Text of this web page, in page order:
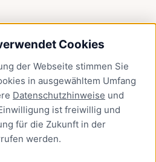
Cookies
der Webseite stimmen Sie
in ausgewähltem Umfang
Datenschutzhinweise und
ist freiwillig und
für die Zukunft in der
werden.